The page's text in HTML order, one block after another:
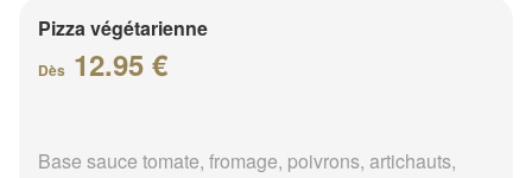
Pizza végétarienne
Dès 12.95 €
Base sauce tomate, fromage, poivrons, artichauts,